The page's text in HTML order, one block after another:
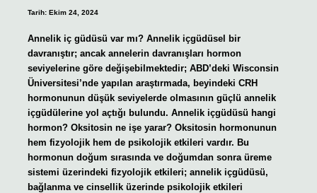
Tarih: Ekim 24, 2024
Annelik iç güdüsü var mı? Annelik içgüdüsel bir
davranıştır; ancak annelerin davranışları hormon
seviyelerine göre değişebilmektedir; ABD’deki Wisconsin
Üniversitesi’nde yapılan araştırmada, beyindeki CRH
hormonunun düşük seviyelerde olmasının güçlü annelik
içgüdülerine yol açtığı bulundu. Annelik içgüdüsü hangi
hormon? Oksitosin ne işe yarar? Oksitosin hormonunun
hem fizyolojik hem de psikolojik etkileri vardır. Bu
hormonun doğum sırasında ve doğumdan sonra üreme
sistemi üzerindeki fizyolojik etkileri; annelik içgüdüsü,
bağlanma ve cinsellik üzerinde psikolojik etkileri